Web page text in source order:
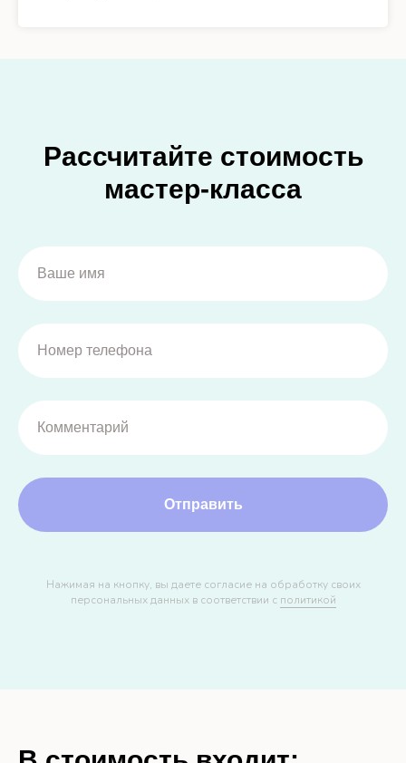
Рассчитайте стоимость
мастер-класса
Отправить
Нажимая на кнопку, вы даете согласие на обработку своих
персональных данных в соответствии с политикой